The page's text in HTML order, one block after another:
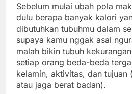
Sebelum mulai ubah pola
dulu berapa banyak kalori
dibutuhkan tubuhmu dalam
supaya kamu nggak asal
malah bikin tubuh
setiap orang beda-beda
kelamin, aktivitas, dan tujuan
atau jaga berat badan).